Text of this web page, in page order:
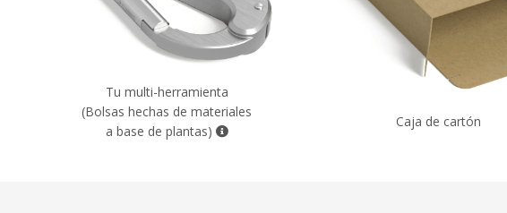
Tu multi-herramienta
(Bolsas hechas de materiales
a base de plantas)
Caja de cartón